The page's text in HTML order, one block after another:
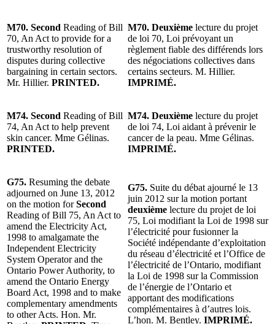
M70. Second Reading of Bill
70, An Act to provide for a
trustworthy resolution of
disputes during collective
bargaining in certain sectors.
Mr. Hillier. PRINTED.
M70. Deuxième lecture du projet
de loi 70, Loi prévoyant un
règlement fiable des différends lors
des négociations collectives dans
certains secteurs. M. Hillier.
IMPRIMÉ.
M74. Second Reading of Bill
74, An Act to help prevent
skin cancer. Mme Gélinas.
PRINTED.
M74. Deuxième lecture du projet
de loi 74, Loi aidant à prévenir le
cancer de la peau. Mme Gélinas.
IMPRIMÉ.
G75. Resuming the debate
adjourned on June 13, 2012
on the motion forSecond
Reading of Bill 75, An Act to
amend the Electricity Act,
1998 to amalgamate the
Independent Electricity
System Operator and the
Ontario Power Authority, to
amend the Ontario Energy
Board Act, 1998 and to make
complementary amendments
to other Acts. Hon. Mr.
G75. Suite du débat ajourné le 13
juin 2012 sur la motion portant
deuxième lecture du projet de loi
75, Loi modifiant la Loi de 1998 sur
l’électricité pour fusionner la
Société indépendante d’exploitation
du réseau d’électricité et l’Office de
l’électricité de l’Ontario, modifiant
la Loi de 1998 sur la Commission
de l’énergie de l’Ontario et
apportant des modifications
complémentaires à d’autres lois.
L’hon. M. Bentley. IMPRIMÉ.